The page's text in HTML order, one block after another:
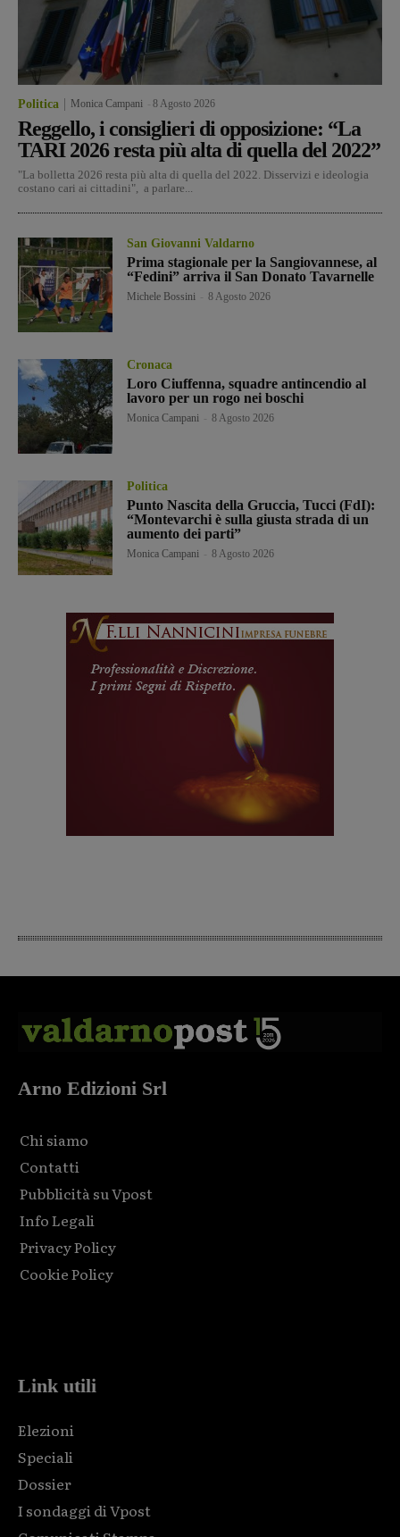
Politica Monica Campani 8 Agosto 2026
Reggello, i consiglieri di opposizione: “La
TARI 2026 resta più alta di quella del 2022”
"La bolletta 2026 resta più alta di quella del 2022. Disservizi e ideologia
costano cari ai cittadini", a parlare...
San Giovanni Valdarno
Prima stagionale per la Sangiovannese, al
“Fedini” arriva il San Donato Tavarnelle
Michele Bossini 8 Agosto 2026
Cronaca
Loro Ciuffenna, squadre antincendio al
lavoro per un rogo nei boschi
Monica Campani 8 Agosto 2026
Politica
Punto Nascita della Gruccia, Tucci (FdI):
“Montevarchi è sulla giusta strada di un
aumento dei parti”
Monica Campani 8 Agosto 2026
Arno Edizioni Srl
Chi siamo
Contatti
Pubblicità su Vpost
Info Legali
Privacy Policy
Cookie Policy
Link utili
Elezioni
Speciali
Dossier
I sondaggi di Vpost